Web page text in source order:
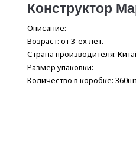
Конструктор
Описание:
Возраст: от 3-ех лет.
Страна производителя:
Размер упаковки:
Количество в коробке: